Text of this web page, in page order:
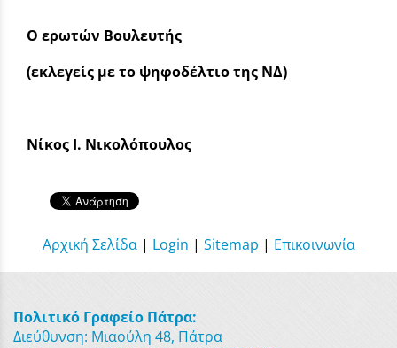
Ο ερωτών Βουλευτής
(εκλεγείς με το ψηφοδέλτιο της ΝΔ)
Νίκος Ι. Νικολόπουλος
Αρχική Σελίδα| Login | Sitemap | Επικοινωνία
Πολιτικό Γραφείο Πάτρα:
Διεύθυνση: Μιαούλη 48, Πάτρα